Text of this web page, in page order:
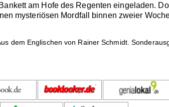
am Hofe des Regenten eingeladen.
mysteriösen Mordfall binnen zweier
dem Englischen von Rainer Schmidt.